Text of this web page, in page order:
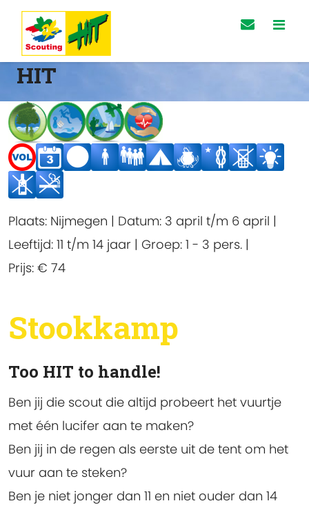
HIT
Plaats: Nijmegen | Datum: 3 april t/m 6 april |
Leeftijd: 11 t/m 14 jaar | Groep: 1 - 3 pers. |
Prijs: € 74
Stookkamp
Too HIT to handle!
Ben jij die scout die altijd probeert het vuurtje
met één lucifer aan te maken?
Ben jij in de regen als eerste uit de tent om het
vuur aan te steken?
Ben je niet jonger dan 11 en niet ouder dan 14